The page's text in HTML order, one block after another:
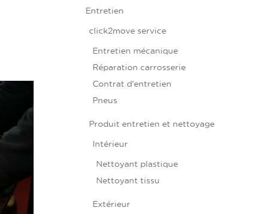
Entretien
click2move service
Entretien mécanique
Réparation carrosserie
Contrat d'entretien
Pneus
Produit entretien et nettoyage
Intérieur
Nettoyant plastique
Nettoyant tissu
Extérieur